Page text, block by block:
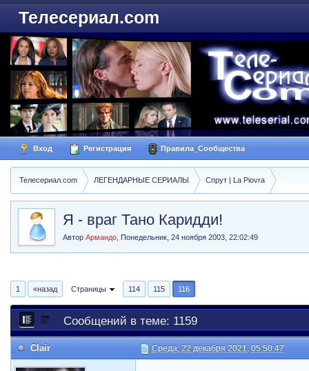
Телесериал.com
Вход Регистрация Правила_Сообщества
Телесериал.com ЛЕГЕНДАРНЫЕ СЕРИАЛЫ Спрут | La Piovra
Я - враг Тано Каридди!
АвторАрмандо ,Понедельник, 24 ноября 2003, 22:02:49
1 «назад Страницы 114 115 116
Сообщений в теме: 1159
Clair Среда, 22 декабря 2021, 05:50:47